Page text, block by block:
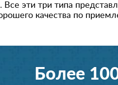
Все эти три типа
качества по
Более